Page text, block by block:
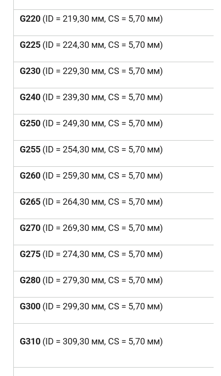
G220 (ID = 219,30 мм, CS = 5,70 мм)
G225 (ID = 224,30 мм, CS = 5,70 мм)
G230 (ID = 229,30 мм, CS = 5,70 мм)
G240 (ID = 239,30 мм, CS = 5,70 мм)
G250 (ID = 249,30 мм, CS = 5,70 мм)
G255 (ID = 254,30 мм, CS = 5,70 мм)
G260 (ID = 259,30 мм, CS = 5,70 мм)
G265 (ID = 264,30 мм, CS = 5,70 мм)
G270 (ID = 269,30 мм, CS = 5,70 мм)
G275 (ID = 274,30 мм, CS = 5,70 мм)
G280 (ID = 279,30 мм, CS = 5,70 мм)
G300 (ID = 299,30 мм, CS = 5,70 мм)
G310 (ID = 309,30 мм, CS = 5,70 мм)